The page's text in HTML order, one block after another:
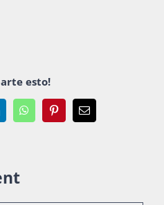
esto!
WhatsAppPinterestEmail